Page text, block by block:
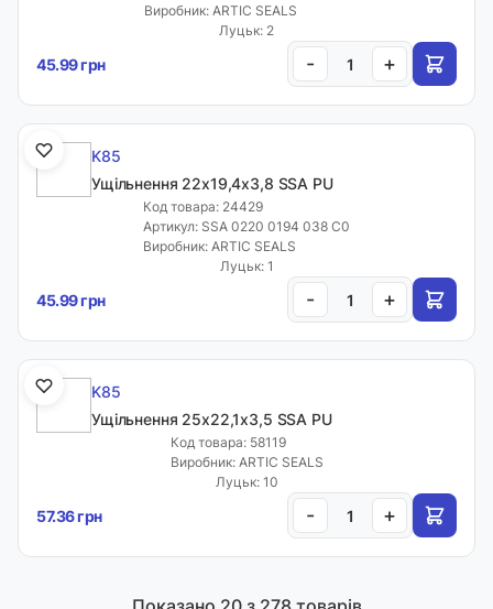
Виробник: ARTIC SEALS
Луцьк: 2
45.99 грн - +
K85
Ущільнення 22х19,4х3,8 SSA PU
Код товара: 24429
Артикул: SSA 0220 0194 038 C0
Виробник: ARTIC SEALS
Луцьк: 1
45.99 грн - +
K85
Ущільнення 25х22,1х3,5 SSA PU
Код товара: 58119
Виробник: ARTIC SEALS
Луцьк: 10
57.36 грн - +